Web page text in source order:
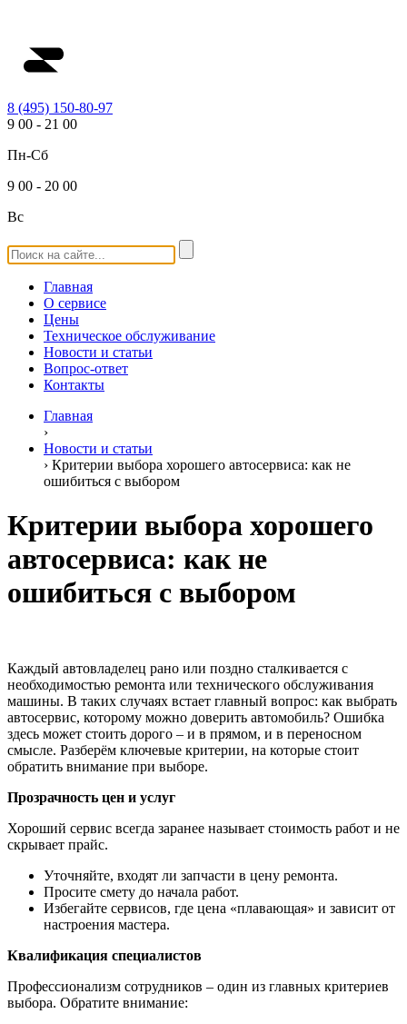
8 (495) 150-80-97
9 00 - 21 00
Пн-Сб
9 00 - 20 00
Вс
Главная
О сервисе
Цены
Техническое обслуживание
Новости и статьи
Вопрос-ответ
Контакты
Главная
›
Новости и статьи
› Критерии выбора хорошего автосервиса: как не
ошибиться с выбором
Критерии выбора хорошего
автосервиса: как не
ошибиться с выбором
Каждый автовладелец рано или поздно сталкивается с
необходимостью ремонта или технического обслуживания
машины. В таких случаях встает главный вопрос: как выбрать
автосервис, которому можно доверить автомобиль? Ошибка
здесь может стоить дорого – и в прямом, и в переносном
смысле. Разберём ключевые критерии, на которые стоит
обратить внимание при выборе.
Прозрачность цен и услуг
Хороший сервис всегда заранее называет стоимость работ и не
скрывает прайс.
Уточняйте, входят ли запчасти в цену ремонта.
Просите смету до начала работ.
Избегайте сервисов, где цена «плавающая» и зависит от
настроения мастера.
Квалификация специалистов
Профессионализм сотрудников – один из главных критериев
выбора. Обратите внимание: